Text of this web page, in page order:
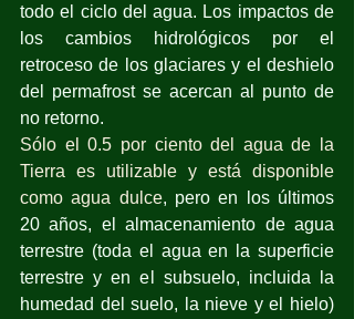
todo el ciclo del agua. Los impactos de
los cambios hidrológicos por el
retroceso de los glaciares y el deshielo
del permafrost se acercan al punto de
no retorno.
Sólo el 0.5 por ciento del agua de la
Tierra es utilizable y está disponible
como agua dulce, pero en los últimos
20 años, el almacenamiento de agua
terrestre (toda el agua en la superficie
terrestre y en el subsuelo, incluida la
humedad del suelo, la nieve y el hielo)